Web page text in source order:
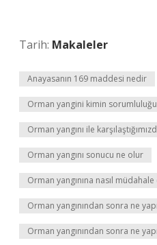
Tarih: Makaleler
Anayasanın 169 maddesi nedir
Orman yangini kimin
Orman yangını ile
Orman yangını sonucu ne olur
Orman yangınına nasıl
Orman yangınından sonra ne
Orman yangınından sonra ne